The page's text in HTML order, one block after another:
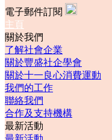
電子郵件訂閱
主頁
關於我們
了解社會企業
關於豐盛社企學會
關於十一良心消費運動
我們的工作
聯絡我們
合作及支持機構
最新活動